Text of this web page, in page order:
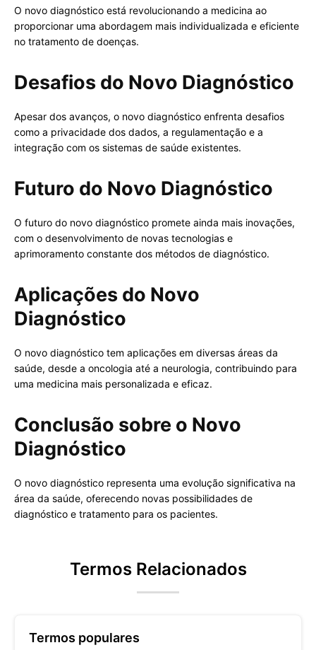
O novo diagnóstico está revolucionando a medicina ao
proporcionar uma abordagem mais individualizada e eficiente
no tratamento de doenças.
Desafios do Novo Diagnóstico
Apesar dos avanços, o novo diagnóstico enfrenta desafios
como a privacidade dos dados, a regulamentação e a
integração com os sistemas de saúde existentes.
Futuro do Novo Diagnóstico
O futuro do novo diagnóstico promete ainda mais inovações,
com o desenvolvimento de novas tecnologias e
aprimoramento constante dos métodos de diagnóstico.
Aplicações do Novo
Diagnóstico
O novo diagnóstico tem aplicações em diversas áreas da
saúde, desde a oncologia até a neurologia, contribuindo para
uma medicina mais personalizada e eficaz.
Conclusão sobre o Novo
Diagnóstico
O novo diagnóstico representa uma evolução significativa na
área da saúde, oferecendo novas possibilidades de
diagnóstico e tratamento para os pacientes.
Termos Relacionados
Termos populares